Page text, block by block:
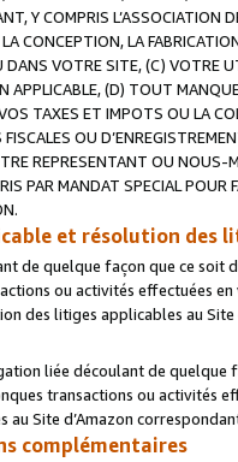
Y COMPRIS L’ASSOCIATION
CONCEPTION, LA
DANS VOTRE SITE, (C) VOTRE
APPLICABLE, (D) TOUT
TAXES ET IMPOTS OU LA
OU
REPRESENTANT OU NOUS-
PAR MANDAT SPECIAL
et résolution des
de quelque façon que ce soit
ou activités effectuées
des litiges applicables au
liée découlant de quelque
transactions ou activités
au Site d’Amazon
complémentaires